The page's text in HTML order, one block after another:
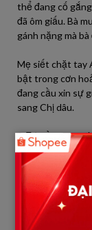
thể đang cố
đã ôm giấu. Bà
gánh nặng mà bà
Mẹ siết chặt tay
bật trong cơn
đang cầu xin sự
sang Chị dâu.
MẸ (thều thào,
Anh… Anh trai
ấy… cô ấy là con
Lời nói đó như
chết chóc trong
một người dì